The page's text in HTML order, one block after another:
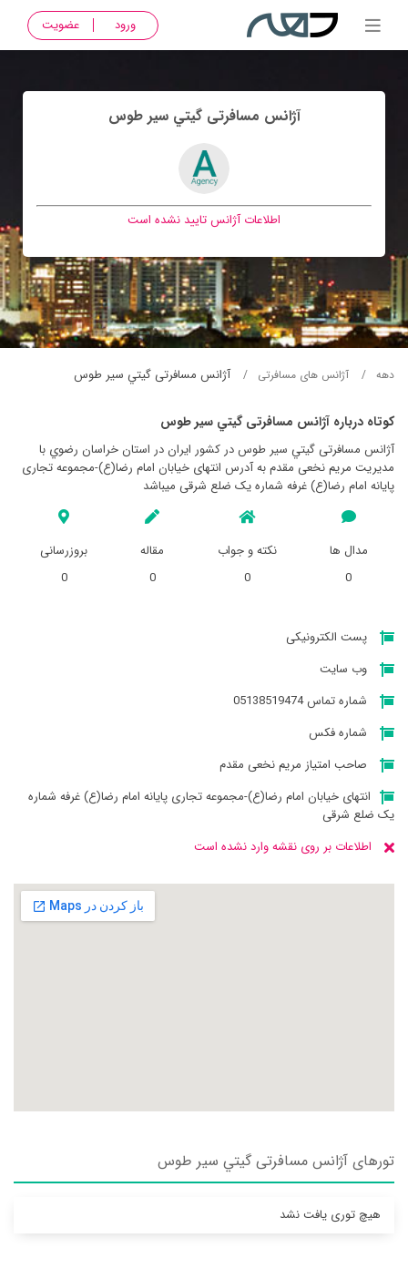
ورود عضویت
آژانس مسافرتی گيتي سير طوس
اطلاعات آژانس تایید نشده است
دهه آژانس های مسافرتی آژانس مسافرتی گيتي سير طوس
کوتاه درباره آژانس مسافرتی گيتي سير طوس
آژانس مسافرتی گيتي سير طوس در کشور ایران در استان خراسان رضوي با
مدیریت مریم نخعی مقدم به آدرس انتهای خیابان امام رضا(ع)-مجموعه تجاری
پایانه امام رضا(ع) غرفه شماره یک ضلع شرقی میباشد
مدال ها
0
نکته و جواب
0
مقاله
0
بروزرسانی
0
پست الکترونیکی
وب سایت
شماره تماس 05138519474
شماره فکس
صاحب امتیاز مریم نخعی مقدم
انتهای خیابان امام رضا(ع)-مجموعه تجاری پایانه امام رضا(ع) غرفه شماره
یک ضلع شرقی
اطلاعات بر روی نقشه وارد نشده است
تورهای آژانس مسافرتی گيتي سير طوس
هیچ توری یافت نشد